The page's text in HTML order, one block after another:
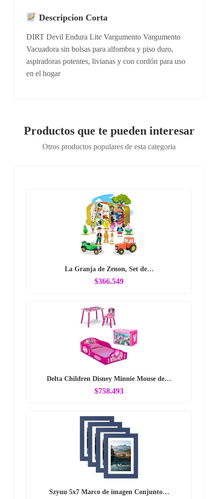
Descripcion Corta
DIRT Devil Endura Lite Vargumento Vargumento
Vacuadora sin bolsas para alfombra y piso duro,
aspiradoras potentes, livianas y con cordón para uso
en el hogar
Productos que te pueden interesar
Otros productos populares de esta categoria
La Granja de Zenon, Set de…
$366.549
Delta Children Disney Minnie Mouse de…
$758.493
Szyuu 5x7 Marco de imagen Conjunto…